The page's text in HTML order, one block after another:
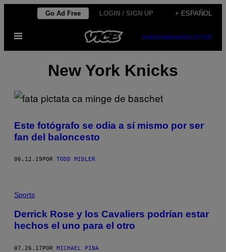
contenido
Go Ad Free LOGIN / SIGN UP + ESPAÑOL
Abrir
SUBSCRIBENEWSLETTER
New York Knicks
Este fotógrafo se odia a sí mismo por ser
fan del baloncesto
06.12.19 POR TODD MIDLER
Sports
Derrick Rose y los Cavaliers podrían estar
hechos el uno para el otro
07.26.17POR MICHAEL PINA